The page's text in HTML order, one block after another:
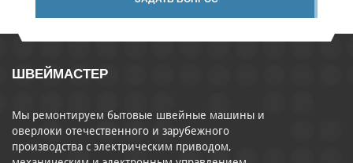
ШВЕЙМАСТЕР
Мы ремонтируем бытовые швейные машины и
оверлоки отечественного и зарубежного
производства с электрическим приводом,